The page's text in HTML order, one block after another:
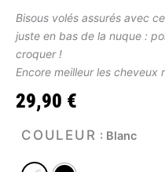
Bisous volés assurés avec
juste en bas de la nuque :
croquer !
Encore meilleur les cheveux
29,90 €
COULEUR : Blanc
de
T-